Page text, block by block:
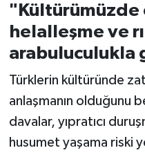
"Kültürümüzde
helalleşme ve
arabuluculukla
Türklerin kültüründe
anlaşmanın olduğunu
davalar, yıpratıcı
husumet yaşama riski